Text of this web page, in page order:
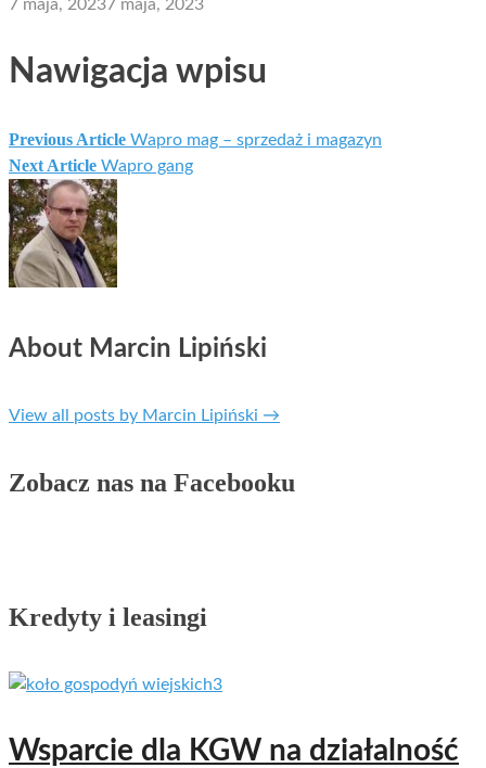
7 maja, 20237 maja, 2023
Nawigacja wpisu
Previous Article Wapro mag – sprzedaż i magazyn
Next Article Wapro gang
About Marcin Lipiński
View all posts by Marcin Lipiński →
Zobacz nas na Facebooku
Kredyty i leasingi
Wsparcie dla KGW na działalność